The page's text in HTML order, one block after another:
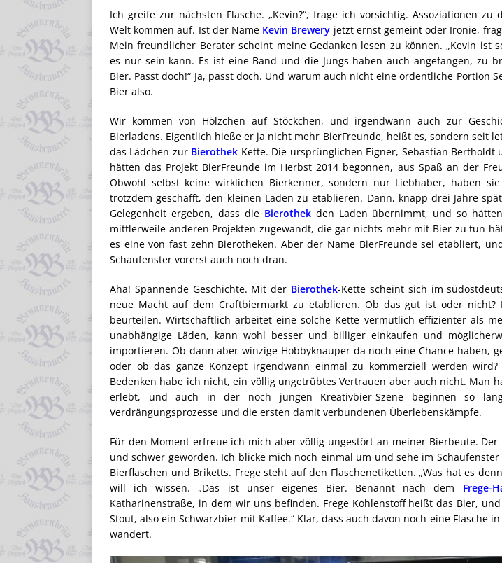
Ich greife zur nächsten Flasche. „Kevin?“, frage ich vorsichtig. Assoziationen zu
Welt kommen auf. Ist der Name Kevin Brewery jetzt ernst gemeint oder Ironie,
Mein freundlicher Berater scheint meine Gedanken lesen zu können. „Kevin ist
es nur sein kann. Es ist eine Band und die Jungs haben auch angefangen, zu
Bier. Passt doch!“ Ja, passt doch. Und warum auch nicht eine ordentliche Portion
Bier also.
Wir kommen von Hölzchen auf Stöckchen, und irgendwann auch zur
Bierladens. Eigentlich hieße er ja nicht mehr BierFreunde, heißt es, sondern seit
das Lädchen zur Bierothek-Kette. Die ursprünglichen Eigner, Sebastian Bertholdt
hätten das Projekt BierFreunde im Herbst 2014 begonnen, aus Spaß an der
Obwohl selbst keine wirklichen Bierkenner, sondern nur Liebhaber, haben
trotzdem geschafft, den kleinen Laden zu etablieren. Dann, knapp drei Jahre
Gelegenheit ergeben, dass die Bierothekden Laden übernimmt, und so
mittlerweile anderen Projekten zugewandt, die gar nichts mehr mit Bier zu tun
es eine von fast zehn Bierotheken. Aber der Name BierFreunde sei etabliert,
Schaufenster vorerst auch noch dran.
Aha! Spannende Geschichte. Mit der Bierothek-Kette scheint sich im
neue Macht auf dem Craftbiermarkt zu etablieren. Ob das gut ist oder nicht?
beurteilen. Wirtschaftlich arbeitet eine solche Kette vermutlich effizienter als
unabhängige Läden, kann wohl besser und billiger einkaufen und
importieren. Ob dann aber winzige Hobbyknauper da noch eine Chance haben,
oder ob das ganze Konzept irgendwann einmal zu kommerziell werden wird?
Bedenken habe ich nicht, ein völlig ungetrübtes Vertrauen aber auch nicht. Man
erlebt, und auch in der noch jungen Kreativbier-Szene beginnen so
Verdrängungsprozesse und die ersten damit verbundenen Überlebenskämpfe.
Für den Moment erfreue ich mich aber völlig ungestört an meiner Bierbeute. Der
und schwer geworden. Ich blicke mich noch einmal um und sehe im
Bierflaschen und Briketts. Frege steht auf den Flaschenetiketten. „Was hat es
will ich wissen. „Das ist unser eigenes Bier. Benannt nach dem Frege-
Katharinenstraße, in dem wir uns befinden. Frege Kohlenstoff heißt das Bier,
Stout, also ein Schwarzbier mit Kaffee.“ Klar, dass auch davon noch eine Flasche
wandert.